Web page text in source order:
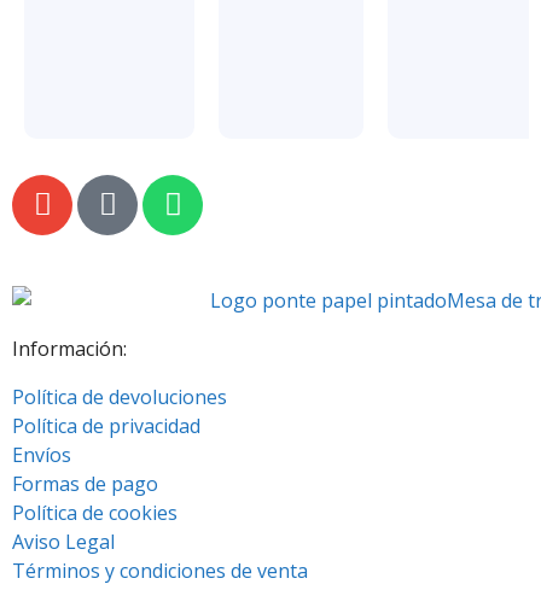
Información:
Política de devoluciones
Política de privacidad
Envíos
Formas de pago
Política de cookies
Aviso Legal
Términos y condiciones de venta